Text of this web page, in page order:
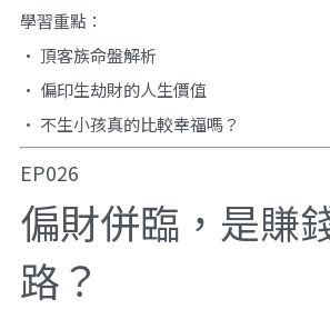
學習重點：
• 頂客族命盤解析
• 偏印生劫財的人生價值
• 不生小孩真的比較幸福嗎？
EP026
偏財併臨，是賺
路？